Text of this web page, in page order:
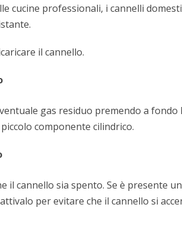
cucine professionali, i cannelli
il cannello.
gas residuo premendo a
componente cilindrico.
il cannello sia spento. Se è presente
per evitare che il cannello si